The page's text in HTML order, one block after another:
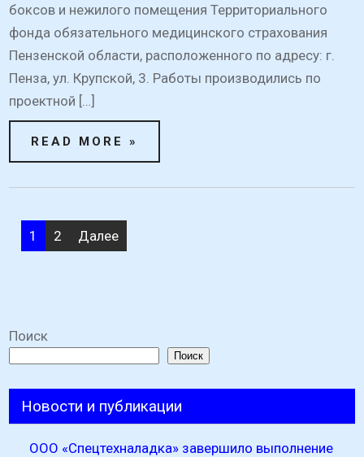
боксов и нежилого помещения Территориального
фонда обязательного медицинского страхования
Пензенской области, расположенного по адресу: г.
Пенза, ул. Крупской, 3. Работы производились по
проектной […]
READ MORE »
Пагинация
записей
1 2 Далее
Поиск
Поиск
Новости и публикации
ООО «Спецтехналадка» завершило выполнение